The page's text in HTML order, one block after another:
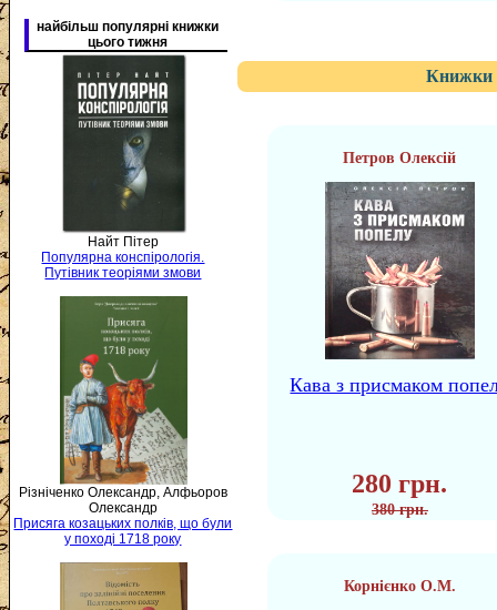
найбільш популярні книжки
цього тижня
Найт Пітер
Популярна конспірологія.
Путівник теоріями змови
Різніченко Олександр, Алфьоров
Олександр
Присяга козацьких полків, що були
у поході 1718 року
Книжки
Петров Олексій
Кава з присмаком
280 грн.
380 грн.
Корнієнко О.М.